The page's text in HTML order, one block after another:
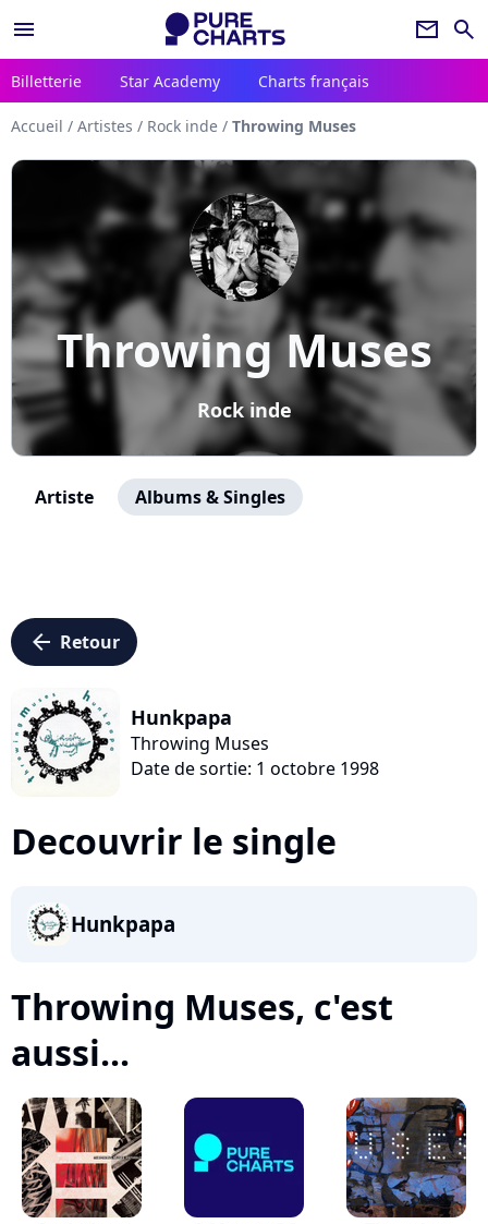
menu newsletter search
Billetterie Star Academy Charts français
Accueil / Artistes / Rock inde / Throwing Muses
Throwing Muses
Rock inde
Artiste Albums & Singles
arrow_left Retour
Hunkpapa
Throwing Muses
Date de sortie: 1 octobre 1998
Decouvrir le single
Hunkpapa
Throwing Muses, c'est
aussi...